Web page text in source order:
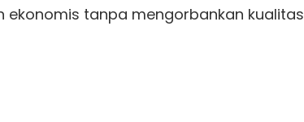
ekonomis tanpa mengorbankan kualitas